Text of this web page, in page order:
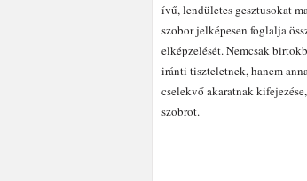
ívű, lendületes gesztusokat
szobor jelképesen foglalja
elképzelését. Nemcsak
iránti tiszteletnek, hanem
cselekvő akaratnak
szobrot.